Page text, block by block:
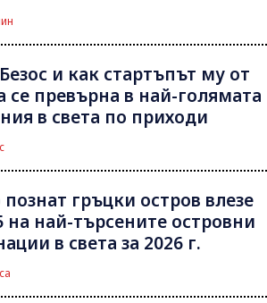
и как стартъпът му от
се превърна в най-голямата
в света по приходи
гръцки остров влезе
на най-търсените островни
в света за 2026 г.